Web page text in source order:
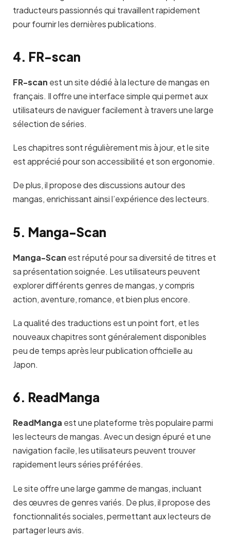
traducteurs passionnés qui travaillent rapidement
pour fournir les dernières publications.
4. FR-scan
FR-scan est un site dédié à la lecture de mangas en
français. Il offre une interface simple qui permet aux
utilisateurs de naviguer facilement à travers une large
sélection de séries.
Les chapitres sont régulièrement mis à jour, et le site
est apprécié pour son accessibilité et son ergonomie.
De plus, il propose des discussions autour des
mangas, enrichissant ainsi l’expérience des lecteurs.
5. Manga-Scan
Manga-Scan est réputé pour sa diversité de titres et
sa présentation soignée. Les utilisateurs peuvent
explorer différents genres de mangas, y compris
action, aventure, romance, et bien plus encore.
La qualité des traductions est un point fort, et les
nouveaux chapitres sont généralement disponibles
peu de temps après leur publication officielle au
Japon.
6. ReadManga
ReadManga est une plateforme très populaire parmi
les lecteurs de mangas. Avec un design épuré et une
navigation facile, les utilisateurs peuvent trouver
rapidement leurs séries préférées.
Le site offre une large gamme de mangas, incluant
des œuvres de genres variés. De plus, il propose des
fonctionnalités sociales, permettant aux lecteurs de
partager leurs avis.